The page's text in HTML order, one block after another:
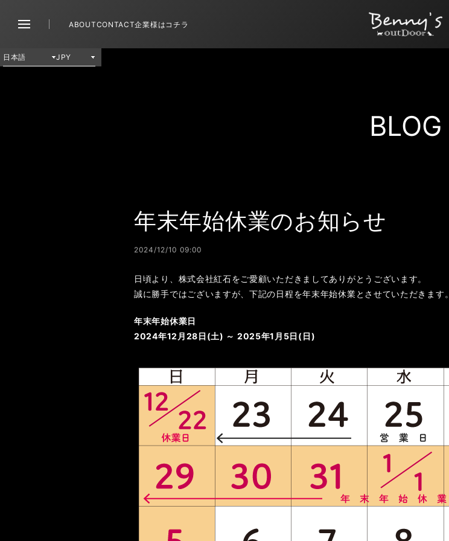
ABOUTCONTACT企業様はコチラ
BLOG
年末年始休業のお知らせ
2024/12/10 09:00
日頃より、株式会社紅石をご愛顧いただきましてありがとうございます。
誠に勝手ではございますが、下記の日程を年末年始休業とさせていただきます。
年末年始休業日
2024年12月28日(土) ～ 2025年1月5日(日)